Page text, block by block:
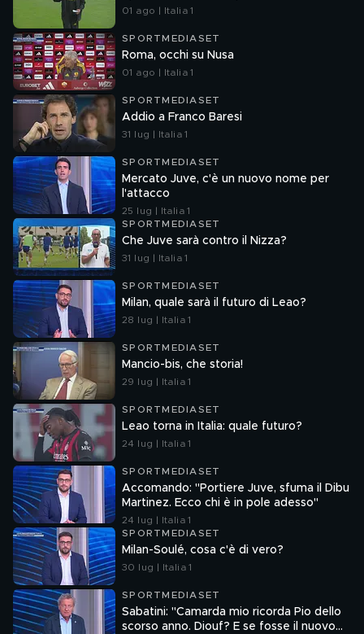
01 ago | Italia 1
SPORTMEDIASET
Roma, occhi su Nusa
01 ago | Italia 1
SPORTMEDIASET
Addio a Franco Baresi
31 lug | Italia 1
SPORTMEDIASET
Mercato Juve, c'è un nuovo nome per
l'attacco
25 lug | Italia 1
SPORTMEDIASET
Che Juve sarà contro il Nizza?
31 lug | Italia 1
SPORTMEDIASET
Milan, quale sarà il futuro di Leao?
28 lug | Italia 1
SPORTMEDIASET
Mancio-bis, che storia!
29 lug | Italia 1
SPORTMEDIASET
Leao torna in Italia: quale futuro?
24 lug | Italia 1
SPORTMEDIASET
Accomando: "Portiere Juve, sfuma il Dibu
Martinez. Ecco chi è in pole adesso"
24 lug | Italia 1
SPORTMEDIASET
Milan-Soulé, cosa c'è di vero?
30 lug | Italia 1
SPORTMEDIASET
Sabatini: "Camarda mio ricorda Pio dello
scorso anno. Diouf? E se fosse il nuovo